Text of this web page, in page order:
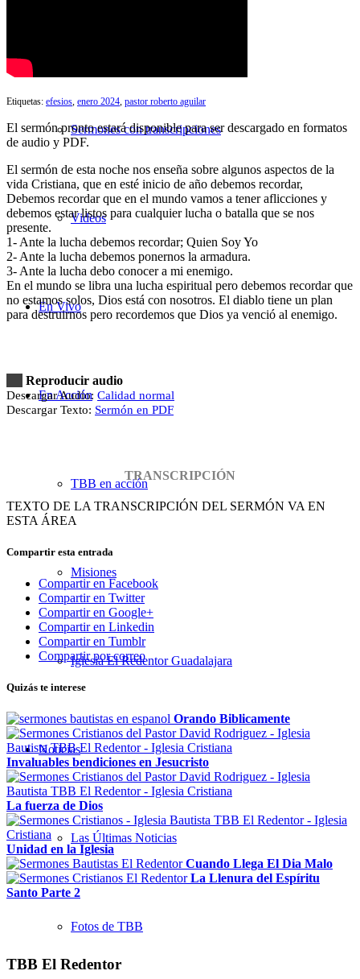
Sermones con transcripciones
Videos
En Vivo
En Acción
TBB en acción
Misiones
Iglesia El Redentor Guadalajara
Noticias
Las Últimas Noticias
Fotos de TBB
Etiquetas: efesios enero 2024 pastor roberto aguilar
El sermón pronto estará disponible para ser descargado en formatos
de audio y PDF.
El sermón de esta noche nos enseña sobre algunos aspectos de la
vida Cristiana, que en esté inicio de año debemos recordar,
Debemos recordar que en el mundo vamos a tener aflicciones y
debemos estar listos para cualquier lucha o batalla que se nos
presente.
1- Ante la lucha debemos recordar; Quien Soy Yo
2- Ante la lucha debemos ponernos la armadura.
3- Ante la lucha debo conocer a mi enemigo.
En el mundo se libra una lucha espiritual pero debemos recordar que
no estamos solos, Dios está con nosotros. El diablo tiene un plan
para destruirnos pero recordemos que Dios ya venció al enemigo.
Reproducir audio
Descargar Audio: Calidad normal
Descargar Texto: Sermón en PDF
TRANSCRIPCIÓN
TEXTO DE LA TRANSCRIPCIÓN DEL SERMÓN VA EN
ESTA ÁREA
Compartir esta entrada
Compartir en Facebook
Compartir en Twitter
Compartir en Google+
Compartir en Linkedin
Compartir en Tumblr
Compartir por correo
Quizás te interese
Orando Biblicamente
Invaluables bendiciones en Jesucristo
La fuerza de Dios
Unidad en la Iglesia
Cuando Llega El Dia Malo
La Llenura del Espíritu
Santo Parte 2
TBB El Redentor